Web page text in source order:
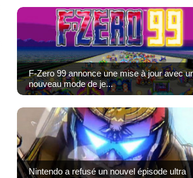
F-Zero 99 annonce une mise à jour avec
nouveau mode de je...
Nintendo a refusé un nouvel épisode ultra